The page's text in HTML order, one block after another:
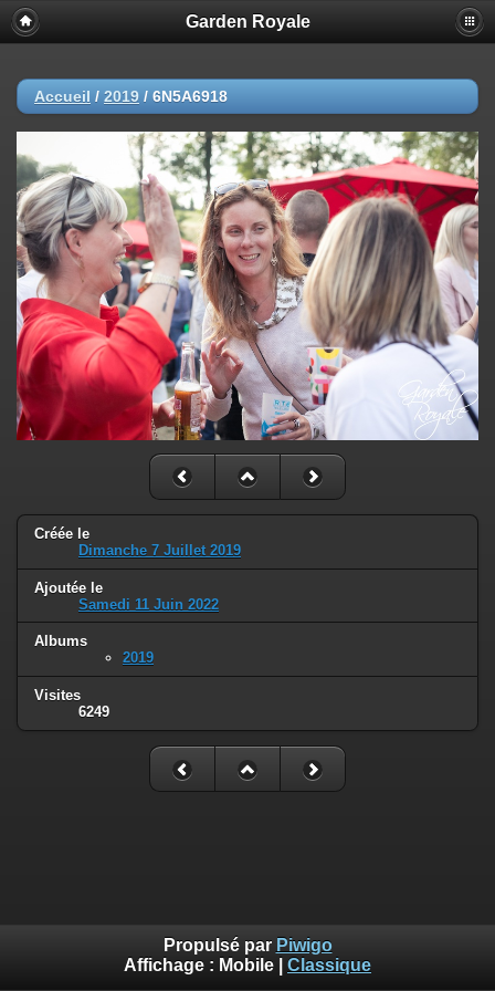
Garden Royale
Accueil / 2019 / 6N5A6918
Créée le
Dimanche 7 Juillet 2019
Ajoutée le
Samedi 11 Juin 2022
Albums
2019
Visites
6249
Propulsé par Piwigo
Affichage : Mobile Classique